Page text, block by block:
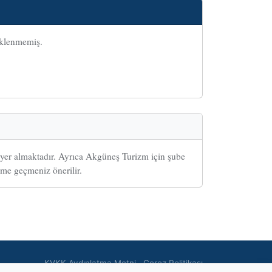
almaktadır. Ayrıca Akgüneş Turizm için şube
geçmeniz önerilir.
KVKK Aydınlatma Metni Çerez Politikası